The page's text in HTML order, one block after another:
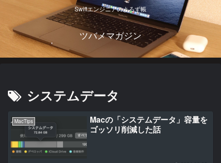
Swiftエンジニアのよろず帳
ツバメマガジン
システムデータ
MacTips
Macの「システムデータ」容量を
ゴッソリ削減した話